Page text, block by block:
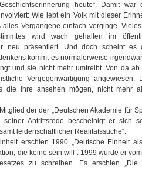
heute“. Damit
Wie lebt ein Volk mit dieser
alles Vergangene einfach verginge.
wird wach gehalten im
neu präsentiert. Und doch scheint
kommt es normalerweise
und sie nicht mehr umtreibt. Von da
Vergegenwärtigung
die ihre ansehen mögen, nicht mehr
der der „Deutschen Akademie für
Antrittsrede bescheinigt er sich
leidenschaftlicher Realitätssuche“.
erschien 1990 „Deutsche Einheit
die keine sein will“. 1999 wurde er
zu schreiben. Es erschien